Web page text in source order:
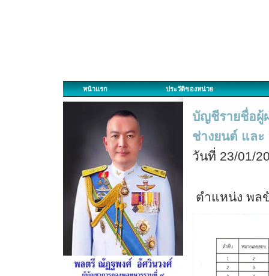
หน้าแรก ประวัติของหน่วย
บัญชีรายชื่อผู้
ช่างยนต์ และ
วันที่ 23/01/
ตำแหน่ง พล